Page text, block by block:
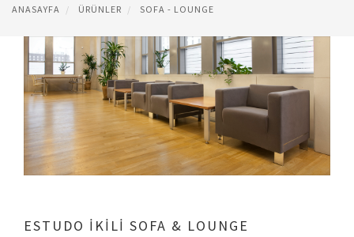
ANASAYFA ÜRÜNLER SOFA - LOUNGE
ESTUDO İKİLİ SOFA & LOUNGE